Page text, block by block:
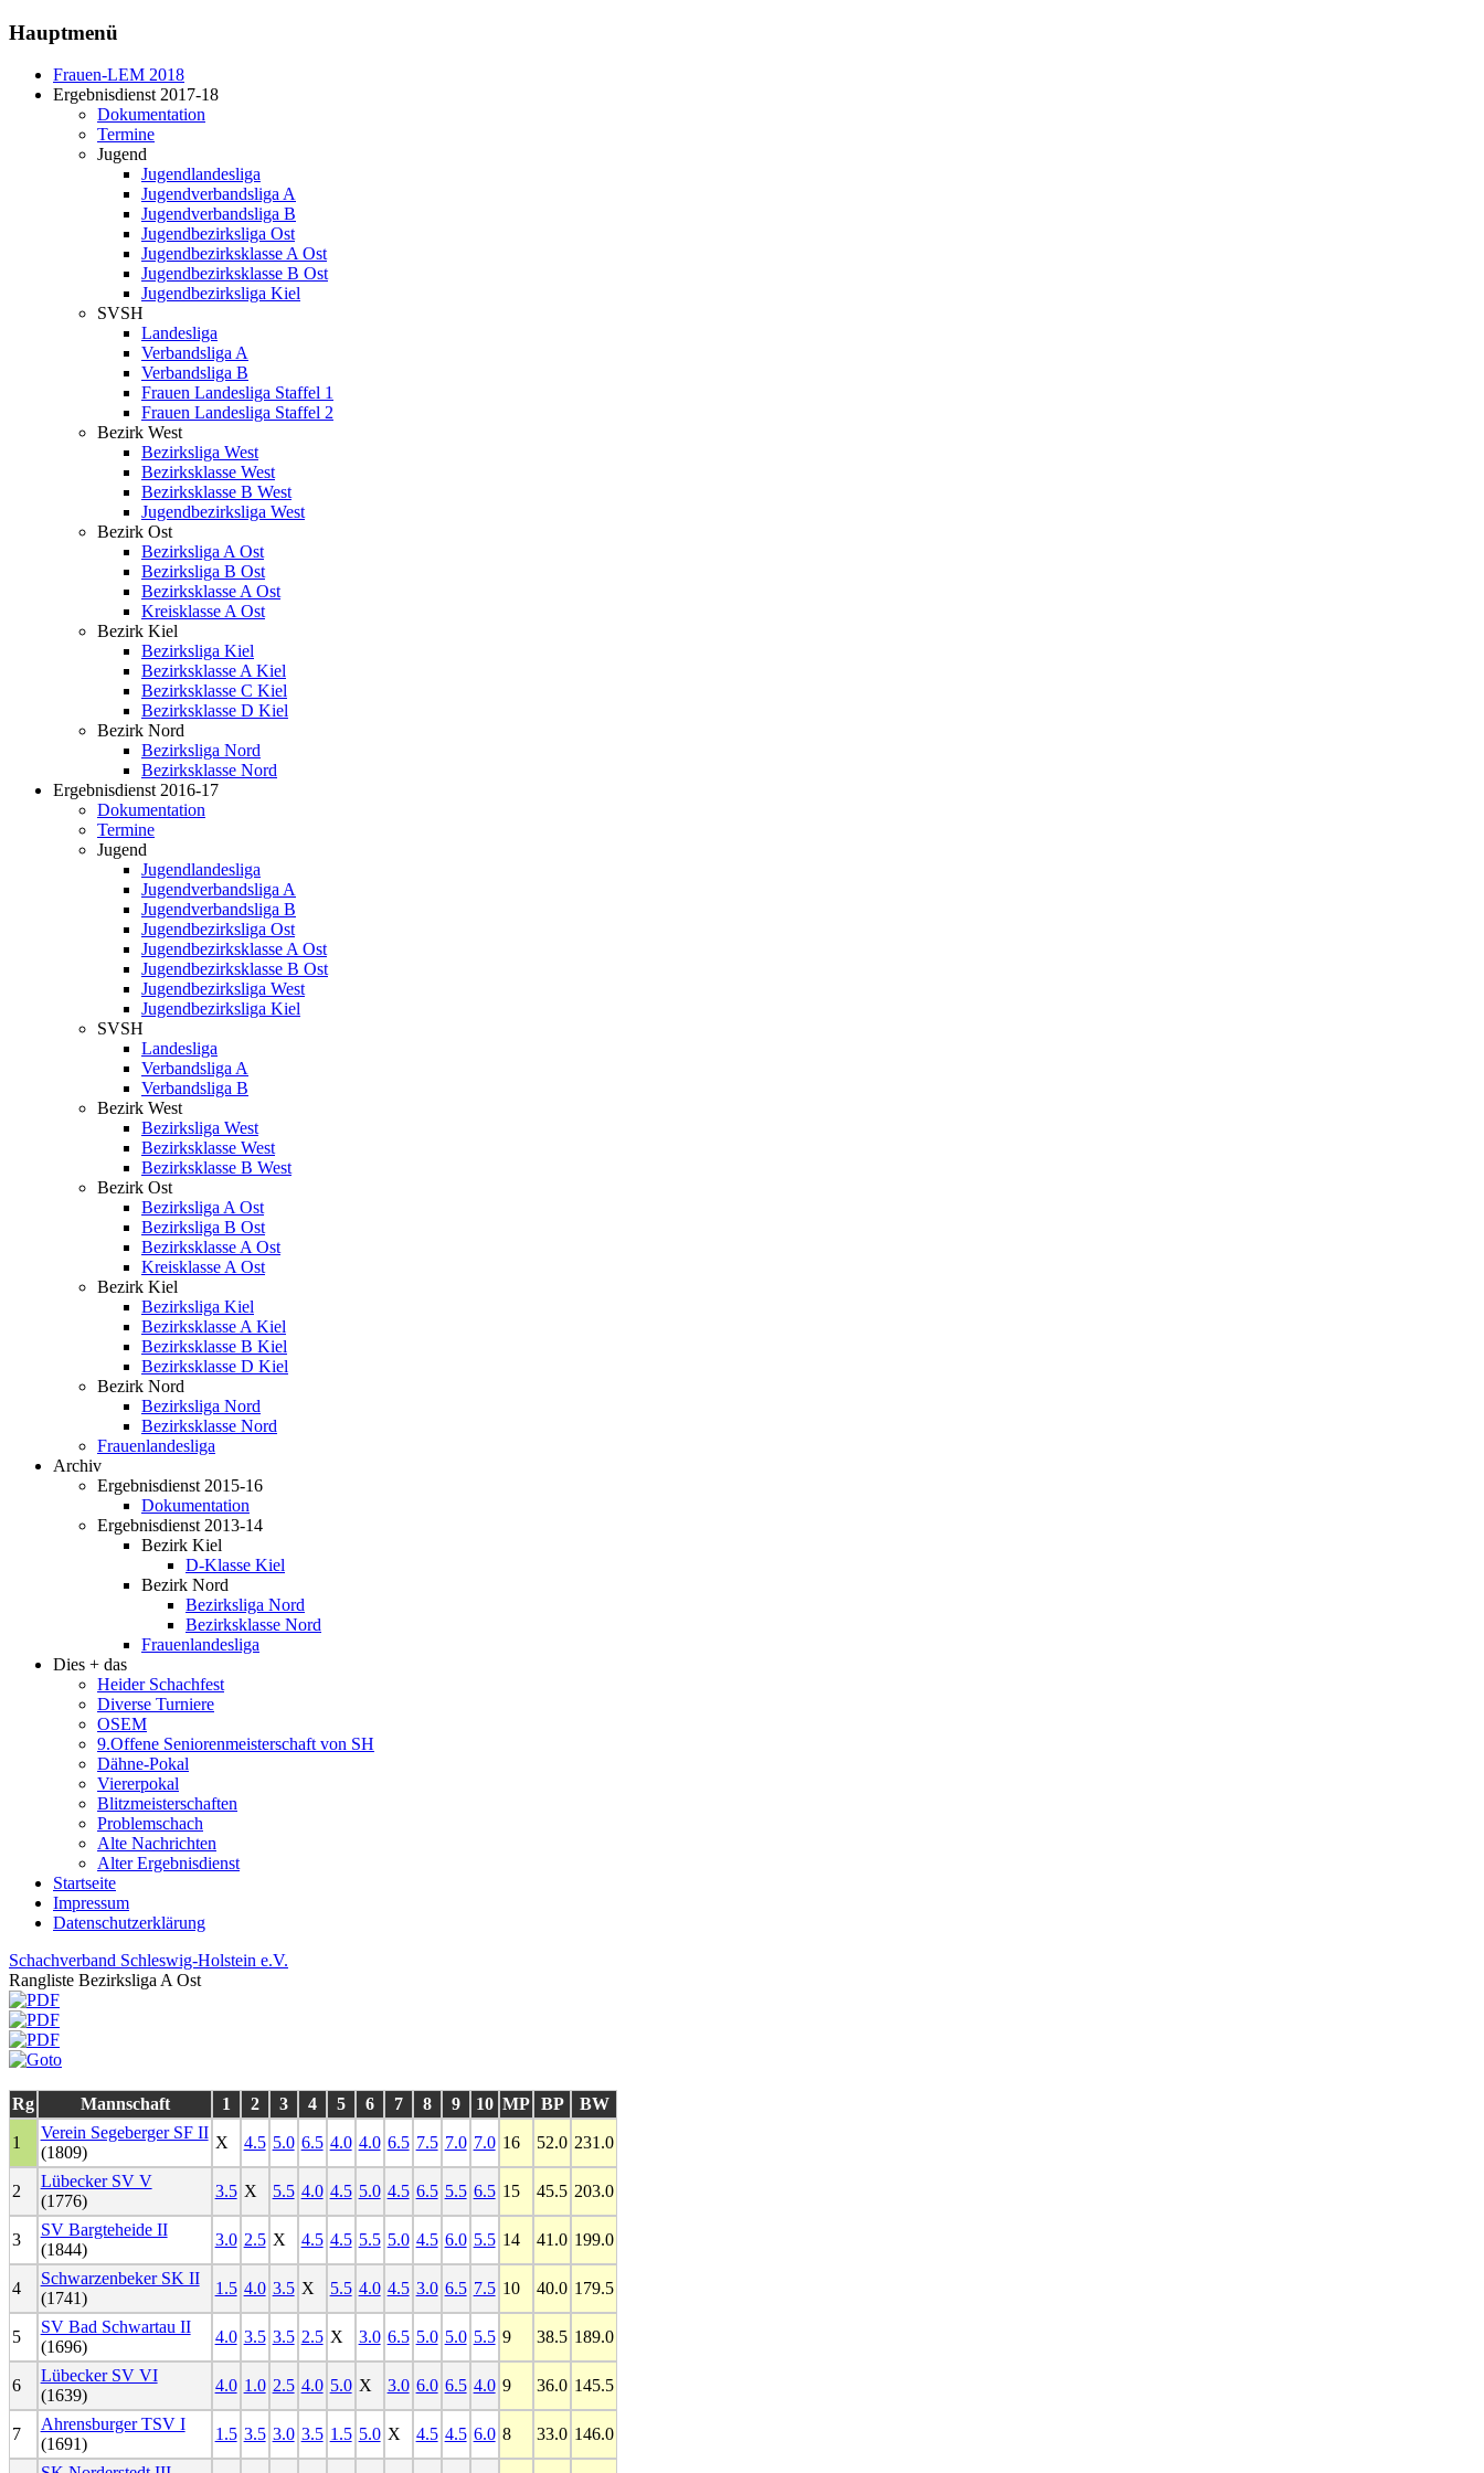
Hauptmenü
Frauen-LEM 2018
Ergebnisdienst 2017-18
Dokumentation
Termine
Jugend
Jugendlandesliga
Jugendverbandsliga A
Jugendverbandsliga B
Jugendbezirksliga Ost
Jugendbezirksklasse A Ost
Jugendbezirksklasse B Ost
Jugendbezirksliga Kiel
SVSH
Landesliga
Verbandsliga A
Verbandsliga B
Frauen Landesliga Staffel 1
Frauen Landesliga Staffel 2
Bezirk West
Bezirksliga West
Bezirksklasse West
Bezirksklasse B West
Jugendbezirksliga West
Bezirk Ost
Bezirksliga A Ost
Bezirksliga B Ost
Bezirksklasse A Ost
Kreisklasse A Ost
Bezirk Kiel
Bezirksliga Kiel
Bezirksklasse A Kiel
Bezirksklasse C Kiel
Bezirksklasse D Kiel
Bezirk Nord
Bezirksliga Nord
Bezirksklasse Nord
Ergebnisdienst 2016-17
Dokumentation
Termine
Jugend
Jugendlandesliga
Jugendverbandsliga A
Jugendverbandsliga B
Jugendbezirksliga Ost
Jugendbezirksklasse A Ost
Jugendbezirksklasse B Ost
Jugendbezirksliga West
Jugendbezirksliga Kiel
SVSH
Landesliga
Verbandsliga A
Verbandsliga B
Bezirk West
Bezirksliga West
Bezirksklasse West
Bezirksklasse B West
Bezirk Ost
Bezirksliga A Ost
Bezirksliga B Ost
Bezirksklasse A Ost
Kreisklasse A Ost
Bezirk Kiel
Bezirksliga Kiel
Bezirksklasse A Kiel
Bezirksklasse B Kiel
Bezirksklasse D Kiel
Bezirk Nord
Bezirksliga Nord
Bezirksklasse Nord
Frauenlandesliga
Archiv
Ergebnisdienst 2015-16
Dokumentation
Ergebnisdienst 2013-14
Bezirk Kiel
D-Klasse Kiel
Bezirk Nord
Bezirksliga Nord
Bezirksklasse Nord
Frauenlandesliga
Dies + das
Heider Schachfest
Diverse Turniere
OSEM
9.Offene Seniorenmeisterschaft von SH
Dähne-Pokal
Viererpokal
Blitzmeisterschaften
Problemschach
Alte Nachrichten
Alter Ergebnisdienst
Startseite
Impressum
Datenschutzerklärung
Schachverband Schleswig-Holstein e.V.
Rangliste Bezirksliga A Ost
Rg Mannschaft 1 2 3 4 5 6 7 8 9 10 MP BP BW
1
Verein Segeberger SF II
(1809)
X 4.5 5.0 6.5 4.0 4.0 6.5 7.5 7.0 7.0 16 52.0 231.0
2
Lübecker SV V
(1776)
3.5 X 5.5 4.0 4.5 5.0 4.5 6.5 5.5 6.5 15 45.5 203.0
3
SV Bargteheide II
(1844)
3.0 2.5 X 4.5 4.5 5.5 5.0 4.5 6.0 5.5 14 41.0 199.0
4
Schwarzenbeker SK II
(1741)
1.5 4.0 3.5 X 5.5 4.0 4.5 3.0 6.5 7.5 10 40.0 179.5
5
SV Bad Schwartau II
(1696)
4.0 3.5 3.5 2.5 X 3.0 6.5 5.0 5.0 5.5 9 38.5 189.0
6
Lübecker SV VI
(1639)
4.0 1.0 2.5 4.0 5.0 X 3.0 6.0 6.5 4.0 9 36.0 145.5
7
Ahrensburger TSV I
(1691)
1.5 3.5 3.0 3.5 1.5 5.0 X 4.5 4.5 6.0 8 33.0 146.0